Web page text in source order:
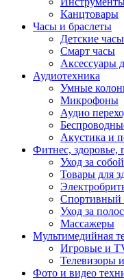
Канцтовары
Часы и браслеты
Детские часы
Смарт часы
Аксессуары
Аудиотехника
Умные
Микрофоны
Аудио
Акустика и
Фитнес, здоровье,
Уход за собой
Товары для
Спортивный
Уход за
Массажеры
Мультимедийная
Игровые и
Телевизоры
Фото и видео